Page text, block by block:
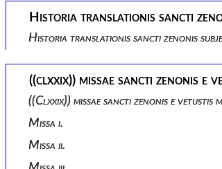
Historia translationis sancti
Historia translationis sancti zenonis
((clxxix)) missae sancti zenonis e
((clxxix)) missae sancti zenonis e
Missa i.
Missa ii.